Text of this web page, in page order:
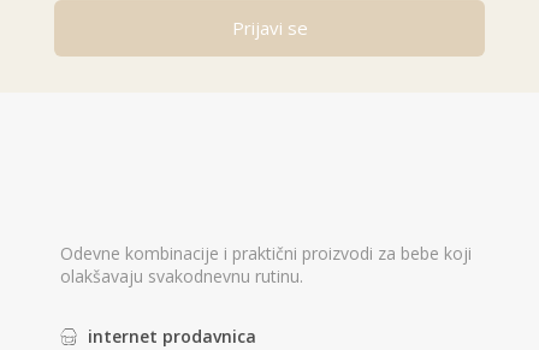
Prijavi se
Odevne kombinacije i praktični proizvodi za bebe koji
olakšavaju svakodnevnu rutinu.
internet prodavnica